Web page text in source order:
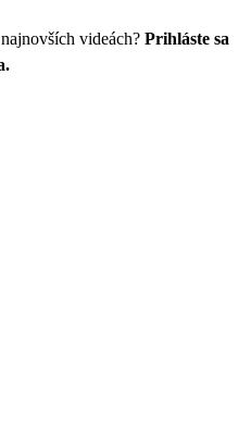
videách? Prihláste sa